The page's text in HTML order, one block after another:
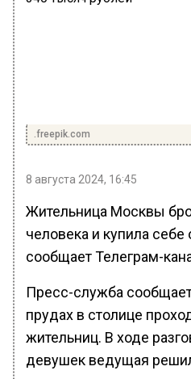
.freepik.com
8 августа 2024, 16:45
Жительница Москвы
человека и купила себе
сообщает Телеграм-
Пресс-служба
прудах в столице
жительниц. В ходе
девушек ведущая